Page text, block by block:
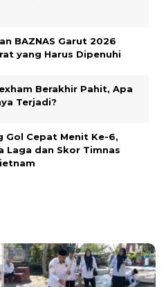
BAZNAS Garut 2026
yang Harus Dipenuhi
Berakhir Pahit, Apa
Terjadi?
Gol Cepat Menit Ke-6,
Laga dan Skor Timnas